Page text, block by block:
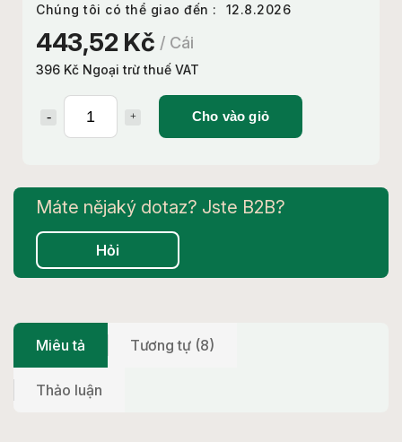
443,52 Kč / Cái
396 Kč Ngoại trừ thuế VAT
Cho vào giỏ
Chúng tôi có thể giao đến : 12.8.2026
Hỏi
Miêu tả Tương tự (8)
Thảo luận